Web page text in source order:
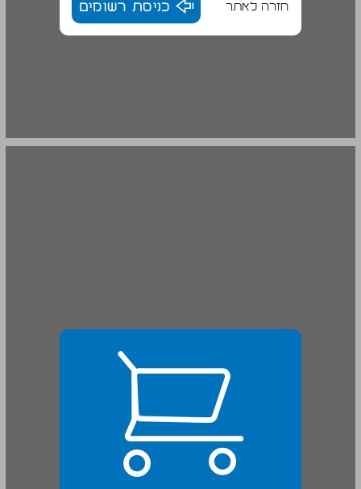
חזרה לאתר כניסת רשומים